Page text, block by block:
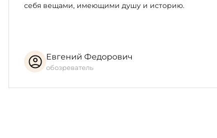
себя вещами, имеющими душу и историю.
Евгений Федорович
обозреватель